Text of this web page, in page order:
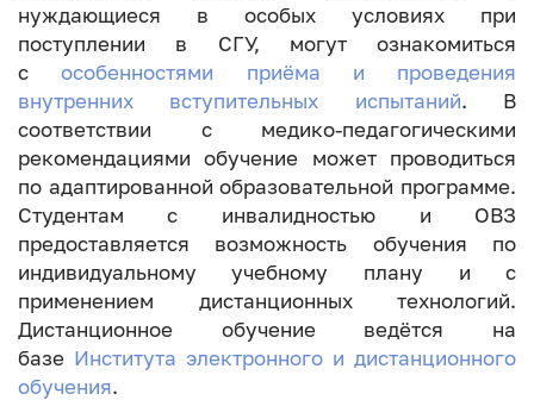
нуждающиеся в особых условиях при
поступлении в СГУ, могут ознакомиться
сособенностями приёма и проведения
внутренних вступительных испытаний. В
соответствии с медико-педагогическими
рекомендациями обучение может проводиться
по адаптированной образовательной программе.
Студентам с инвалидностью и ОВЗ
предоставляется возможность обучения по
индивидуальному учебному плану и с
применением дистанционных технологий.
Дистанционное обучение ведётся на
базе Института электронного и дистанционного
обучения.